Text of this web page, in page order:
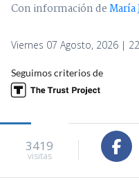
Con información deMaría
Viernes 07 Agosto, 2026 |
Seguimos criterios de
3419
visitas